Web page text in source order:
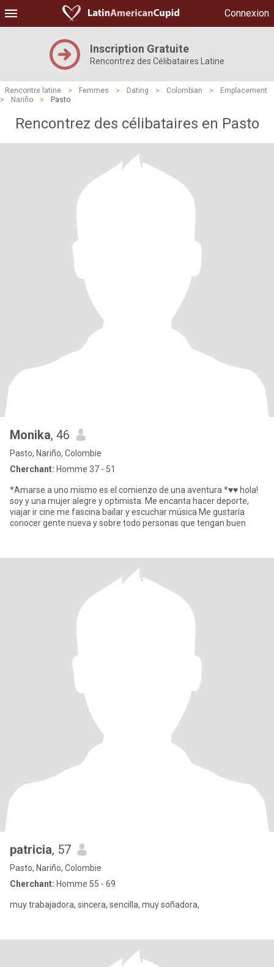
Connexion
Inscription Gratuite
Rencontrez des Célibataires Latine
Rencontre latine > Femmes > Dating > Colombian >
Emplacement
>
Nariño > Pasto
Rencontrez des célibataires en Pasto
Monika, 46
Pasto, Nariño, Colombie
Cherchant: Homme 37 - 51
*Amarse a uno mismo es el comienzo de una aventura *♥️♥️ hola!
soy y una mujer alegre y optimista. Me encanta hacer deporte,
viajar ir cine me fascina bailar y escuchar música Me gustaría
conocer gente nueva y sobre todo personas que tengan buen
patricia, 57
Pasto, Nariño, Colombie
Cherchant: Homme 55 - 69
muy trabajadora, sincera, sencilla, muy soñadora,